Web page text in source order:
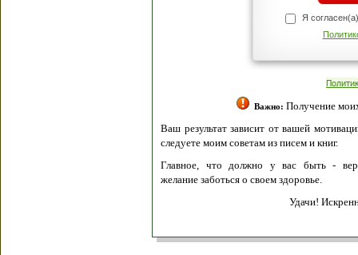
Я
Важно: Получение
Ваш результат зависит от вашей
следуете моим советам из писем и книг.
Главное, что должно у вас быть -
желание заботься о своем здоровье.
Удачи!